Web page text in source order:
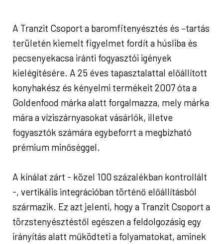
A Tranzit Csoport a baromfitenyésztés és –tartás
területén kiemelt figyelmet fordít a húsliba és
pecsenyekacsa iránti fogyasztói igények
kielégítésére. A 25 éves tapasztalattal előállított
konyhakész és kényelmi termékeit 2007 óta a
Goldenfood márka alatt forgalmazza, mely márka
mára a víziszárnyasokat vásárlók, illetve
fogyasztók számára egybeforrt a megbízható
prémium minőséggel.
A kínálat zárt - közel 100 százalékban kontrollált
-, vertikális integrációban történő előállításból
származik. Ez azt jelenti, hogy a Tranzit Csoport a
törzstenyésztéstől egészen a feldolgozásig egy
irányítás alatt működteti a folyamatokat, aminek